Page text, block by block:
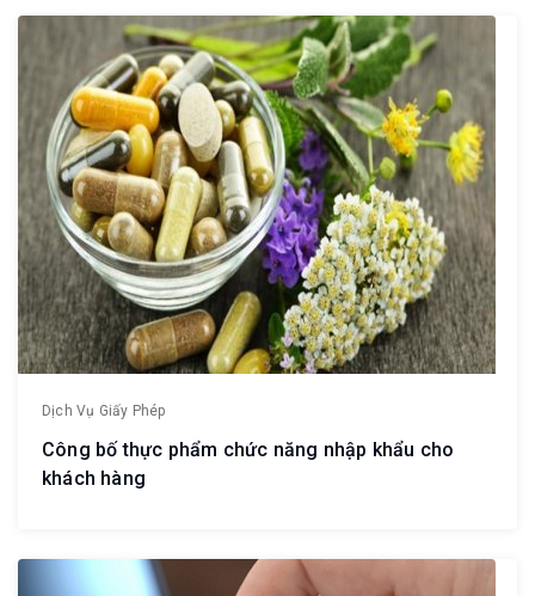
Dịch Vụ Giấy Phép
Công bố thực phẩm chức năng nhập khẩu cho
khách hàng